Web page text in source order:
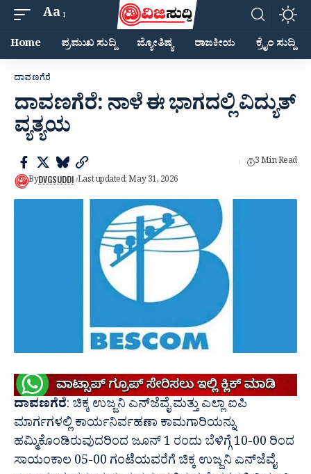
Aa
Home ಪ್ರಮುಖ ಸುದ್ದಿ ಜ್ಯೋತಿಷ್ಯ ರಾಜಕೀಯ ಕ್ರೈಂ ಸುದ್ದಿ
ದಾವಣಗೆರೆ
ದಾವಣಗೆರೆ: ನಾಳೆ‌ ಈ ಭಾಗದಲ್ಲಿ ವಿದ್ಯುತ್‌
ವ್ಯತ್ಯಯ
ByDVGSUDDI Last updated: May 31, 2026
3 Min Read
ದಾವಣಗೆರೆ: ಚಿಕ್ಕ ಉಜ್ಜನಿ ಎನ್‌ಜೆವೈ ಮತ್ತು ಎಲ್ಲಾ ಐಪಿ
ಮಾರ್ಗಗಳಲ್ಲಿ ಕಾರ್ಯನಿರ್ವಹಣಾ ಕಾಮಗಾರಿಯನ್ನು
ಹಮ್ಮಿಕೊಂಡಿರುವುದರಿಂದ ಜೂನ್‌ 1 ರಂದು ಬೆಳಿಗ್ಗೆ 10-00 ರಿಂದ
ಸಾಯಂಕಾಲ 05-00 ಗಂಟೆಯವರೆಗೆ ಚಿಕ್ಕ ಉಜ್ಜನಿ ಎನ್‌ಜೆವೈ